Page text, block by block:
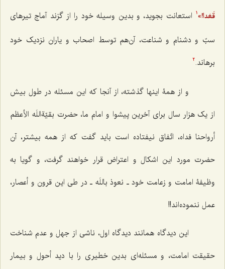
قَعَدا!»1
استعانت بجوید، و بدین وسیله خود را از گزند آماج تیرهای
سبّ و دشنام و شناعت، آن‌هم توسط اصحاب و یاران نزدیک خود
برهاند.2
و از همۀ اینها گذشته، از آنجا که این مسئله در طول بیش
از یک هزار سال برای آخرین پیشوا و امام ما، حضرت بقیّةاللَه الأعظم
أرواحنا فداه، اتّفاق نیفتاده است باید گفت که از همه بیشتر، آن
حضرت مورد این اشکال و اعتراض قرار خواهند گرفت، و گویا به
وظیفۀ امامت و زعامت خود ـ نعوذ باللَه ـ در طی این قرون و أعصار،
عمل ننموده‌اند!!
این دیدگاه همانند دیدگاه اول، ناشی از جهل و عدم شناخت
حقیقت امامت، و مسئله‌ای بدین خطیری را با دید أحول و بیمار